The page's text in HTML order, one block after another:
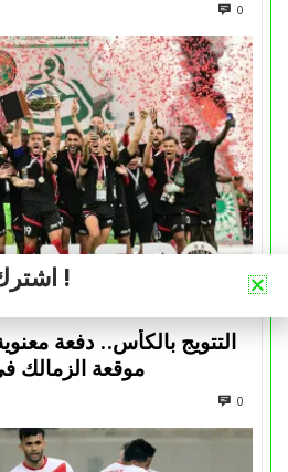
0
التتويج بالكأس.. دفعة
موقعة الزمالك
0
اشترك في نشرتنا الإخبارية !